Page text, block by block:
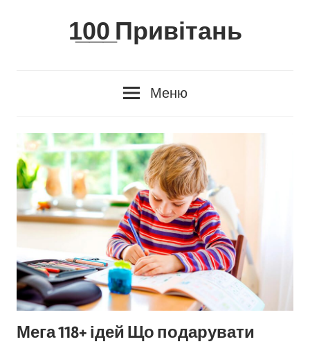
1̲0̲0̲ Привітань
Меню
Мега 118+ ідей Що подарувати